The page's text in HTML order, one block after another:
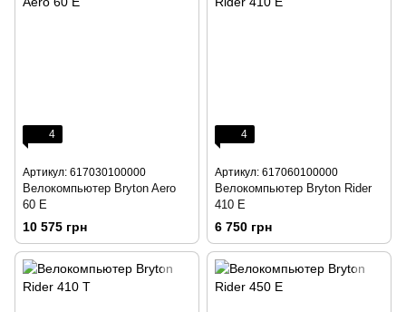
4
Артикул: 617030100000
Велокомпьютер Bryton Aero
60 E
10 575 грн
4
Артикул: 617060100000
Велокомпьютер Bryton Rider
410 E
6 750 грн